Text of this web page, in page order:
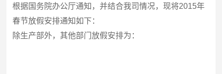
根据国务院办公厅通知，并结合我司情况，现将2015年
春节放假安排通知如下：
除生产部外，其他部门放假安排为：